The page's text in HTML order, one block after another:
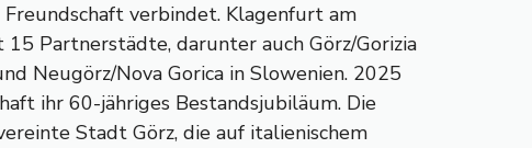
Freundschaft verbindet. Klagenfurt am
Partnerstädte, darunter auch Görz/Gorizia
Neugörz/Nova Gorica in Slowenien. 2025
ihr 60-jähriges Bestandsjubiläum. Die
Stadt Görz, die auf italienischem